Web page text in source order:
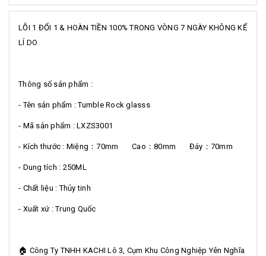
LỖI 1 ĐỔI 1 & HOÀN TIỀN 100% TRONG VÒNG 7 NGÀY KHÔNG KỂ
LÍ DO
Thông số sản phẩm :
- Tên sản phẩm : Tumble Rock glasss
- Mã sản phẩm : LXZS3001
- Kích thước : Miệng：70mm Cao：80mm Đáy：70mm
- Dung tích : 250ML
- Chất liệu : Thủy tinh
- Xuất xứ : Trung Quốc
🏠 Công Ty TNHH KACHI Lô 3, Cụm Khu Công Nghiệp Yên Nghĩa